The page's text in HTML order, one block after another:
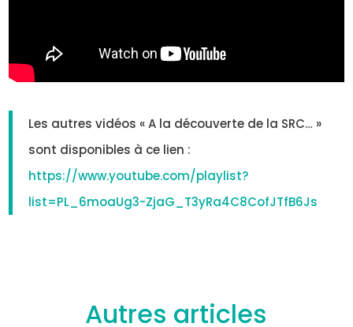
Les autres vidéos « A la découverte de la SRC… »
sont disponibles à ce lien :
https://www.youtube.com/playlist?
list=PL_6moaUg3-ZjaG_T3yRa4C8CofJTfB6Js
Autres articles